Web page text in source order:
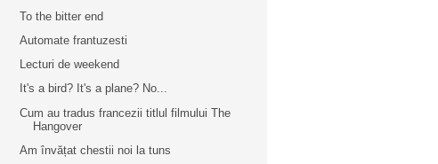
To the bitter end
Automate frantuzesti
Lecturi de weekend
It's a bird? It's a plane? No...
Cum au tradus francezii titlul filmului The
Hangover
Am învățat chestii noi la tuns